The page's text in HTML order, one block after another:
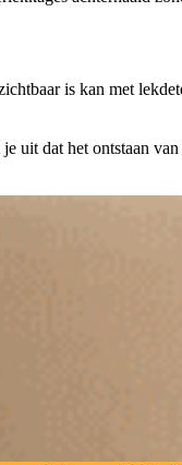
is kan met
uit dat het ontstaan